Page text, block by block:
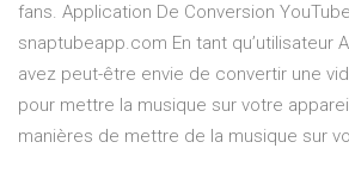
fans. Application De Conversion
snaptubeapp.com En tant qu’utilisateur
avez peut-être envie de convertir une
pour mettre la musique sur votre
manières de mettre de la musique sur